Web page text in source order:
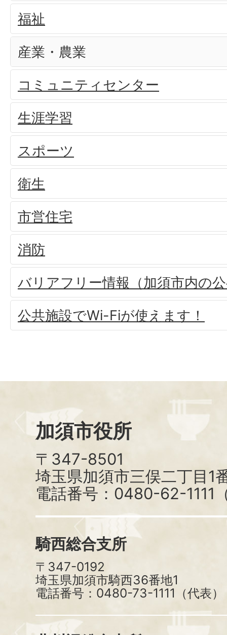
福祉
産業・農業
コミュニティセンター
生涯学習
スポーツ
衛生
市営住宅
消防
バリアフリー情報（加須市内の
公共施設でWi-Fiが使えます！
加須市役所
〒347-8501
埼玉県加須市三俣二丁目1
電話番号：0480-62-1111
騎西総合支所
〒347-0192
埼玉県加須市騎西36番地1
電話番号：0480-73-1111（代表）